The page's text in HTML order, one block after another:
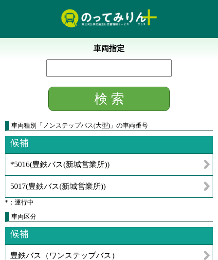
車両指定
車両種別 「 ノンステップバス(大型) 」 の車両番号
候補
*5016(豊鉄バス(新城営業所))
5017(豊鉄バス(新城営業所))
*：運行中
車両区分
候補
豊鉄バス（ワンステップバス）